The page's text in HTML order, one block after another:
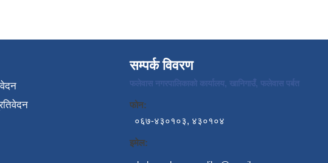
सम्पर्क विवरण
फलेवास नगरपालिकाको कार्यालय, खानिगाउँ, फलेवास पर्बत
फोन:
०६७-४३०१०३, ४३०१०४
इमेल: